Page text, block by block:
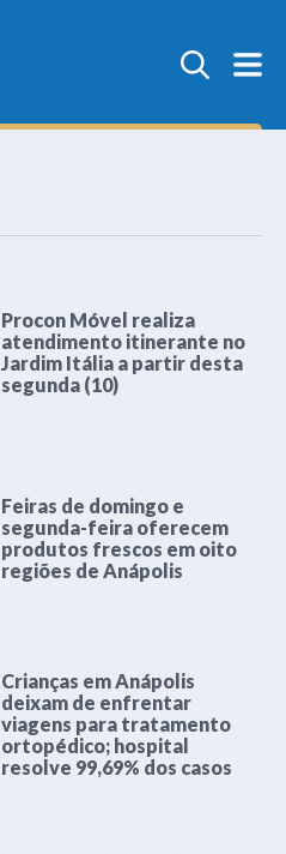
Procon Móvel realiza
atendimento itinerante no
Jardim Itália a partir desta
segunda (10)
Feiras de domingo e
segunda-feira oferecem
produtos frescos em oito
regiões de Anápolis
Crianças em Anápolis
deixam de enfrentar
viagens para tratamento
ortopédico; hospital
resolve 99,69% dos casos